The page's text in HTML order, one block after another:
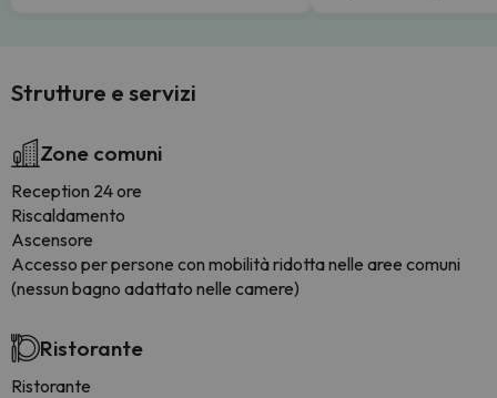
Strutture e servizi
Zone comuni
Reception 24 ore
Riscaldamento
Ascensore
Accesso per persone con mobilità ridotta nelle aree comuni
(nessun bagno adattato nelle camere)
Ristorante
Ristorante